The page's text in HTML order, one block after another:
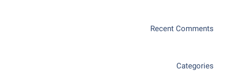
Recent Comments
Categories